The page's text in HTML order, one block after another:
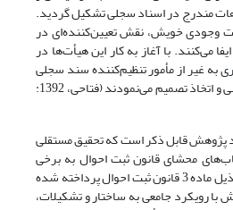
مندرج در اسناد سجلی تشکیل گردید.
وجودی خویش، نقش تعیین‌کننده‌ای در
می‌کنند. با آغاز به کار این هیأت‌ها در
به غیر از مأمور تنظیم‌کننده سند سجلی
در خصوص وضعیت آن بررسی و اتخاذ تصمیم می‌نمودند (فتاحی، 1392:
پژوهش قابل ذکر است که تحقیق مستقلی
محشای قانون ثبت احوال به برخی
موارد صلاحیت این هیأت در ذیل ماده 3 قانون ثبت احوال پرداخته شده
رویکرد جامعی به ساختار و تشکیلات،